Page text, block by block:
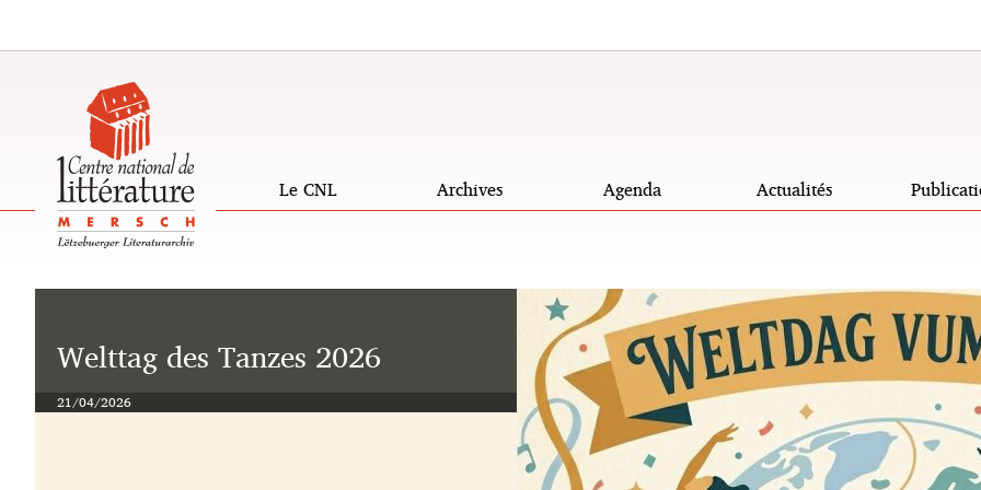
de
Le CNL Archives Agenda Actualités
Welttag des Tanzes 2026
21/04/2026